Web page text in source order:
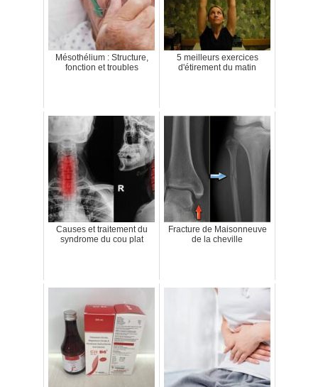
Mésothélium : Structure,
fonction et troubles
5 meilleurs exercices
d'étirement du matin
Causes et traitement du
syndrome du cou plat
Fracture de Maisonneuve
de la cheville